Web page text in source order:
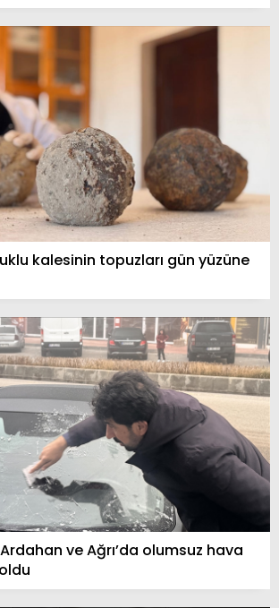
kalesinin topuzları gün yüzüne
ve Ağrı’da olumsuz hava